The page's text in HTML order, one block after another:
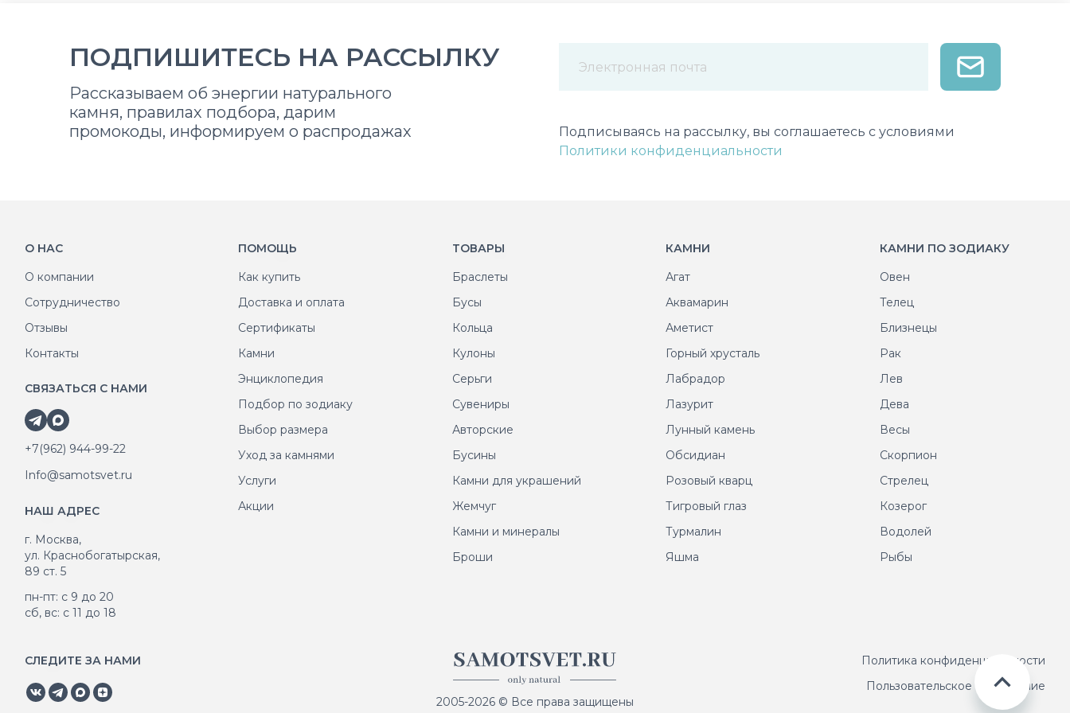
ПОДПИШИТЕСЬ НА РАССЫЛКУ
Рассказываем об энергии натурального
камня, правилах подбора, дарим
промокоды, информируем о распродажах
Подписываясь на рассылку, вы соглашаетесь с условиями
Политики конфиденциальности
О НАС
О компании
Сотрудничество
Отзывы
Контакты
СВЯЗАТЬСЯ С НАМИ
+7(962) 944-99-22
Info@samotsvet.ru
НАШ АДРЕС
г. Москва,
ул. Краснобогатырская,
89 ст. 5
пн-пт: с 9 до 20
сб, вс: с 11 до 18
ПОМОЩЬ
Как купить
Доставка и оплата
Сертификаты
Камни
Энциклопедия
Подбор по зодиаку
Выбор размера
Уход за камнями
Услуги
Акции
ТОВАРЫ
Браслеты
Бусы
Кольца
Кулоны
Серьги
Сувениры
Авторские
Бусины
Камни для украшений
Жемчуг
Камни и минералы
Броши
КАМНИ
Агат
Аквамарин
Аметист
Горный хрусталь
Лабрадор
Лазурит
Лунный камень
Обсидиан
Розовый кварц
Тигровый глаз
Турмалин
Яшма
КАМНИ ПО ЗОДИАКУ
Овен
Телец
Близнецы
Рак
Лев
Дева
Весы
Скорпион
Стрелец
Козерог
Водолей
Рыбы
СЛЕДИТЕ ЗА НАМИ
2005-2026 © Все права защищены
Политика конфиденциальности
Пользовательское соглашение